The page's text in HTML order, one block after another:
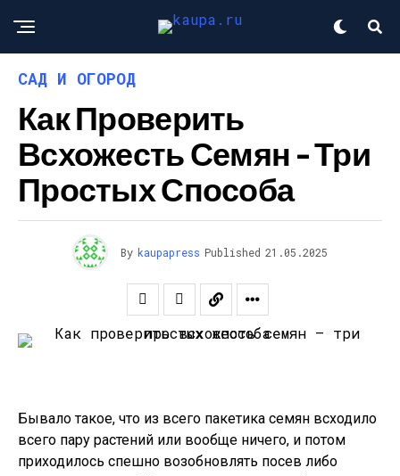
САД И ОГОРОД
Как Проверить
Всхожесть Семян – Три
Простых Способа
By kaupapress Published 21.05.2025
Бывало такое, что из всего пакетика семян всходило
всего пару растений или вообще ничего, и потом
приходилось спешно возобновлять посев либо